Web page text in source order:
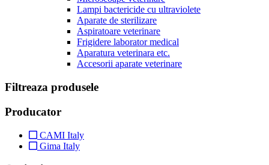
Lampi bactericide cu ultraviolete
Aparate de sterilizare
Aspiratoare veterinare
Frigidere laborator medical
Aparatura veterinara etc.
Accesorii aparate veterinare
Filtreaza produsele
Producator
CAMI Italy
Gima Italy